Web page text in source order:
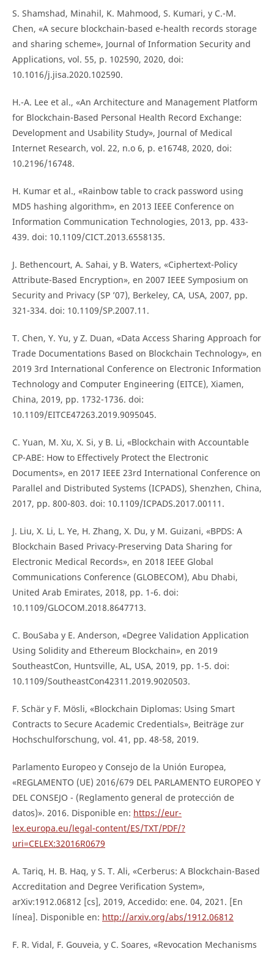
S. Shamshad, Minahil, K. Mahmood, S. Kumari, y C.-M.
Chen, «A secure blockchain-based e-health records storage
and sharing scheme», Journal of Information Security and
Applications, vol. 55, p. 102590, 2020, doi:
10.1016/j.jisa.2020.102590.
H.-A. Lee et al., «An Architecture and Management Platform
for Blockchain-Based Personal Health Record Exchange:
Development and Usability Study», Journal of Medical
Internet Research, vol. 22, n.o 6, p. e16748, 2020, doi:
10.2196/16748.
H. Kumar et al., «Rainbow table to crack password using
MD5 hashing algorithm», en 2013 IEEE Conference on
Information Communication Technologies, 2013, pp. 433-
439. doi: 10.1109/CICT.2013.6558135.
J. Bethencourt, A. Sahai, y B. Waters, «Ciphertext-Policy
Attribute-Based Encryption», en 2007 IEEE Symposium on
Security and Privacy (SP ’07), Berkeley, CA, USA, 2007, pp.
321-334. doi: 10.1109/SP.2007.11.
T. Chen, Y. Yu, y Z. Duan, «Data Access Sharing Approach for
Trade Documentations Based on Blockchain Technology», en
2019 3rd International Conference on Electronic Information
Technology and Computer Engineering (EITCE), Xiamen,
China, 2019, pp. 1732-1736. doi:
10.1109/EITCE47263.2019.9095045.
C. Yuan, M. Xu, X. Si, y B. Li, «Blockchain with Accountable
CP-ABE: How to Effectively Protect the Electronic
Documents», en 2017 IEEE 23rd International Conference on
Parallel and Distributed Systems (ICPADS), Shenzhen, China,
2017, pp. 800-803. doi: 10.1109/ICPADS.2017.00111.
J. Liu, X. Li, L. Ye, H. Zhang, X. Du, y M. Guizani, «BPDS: A
Blockchain Based Privacy-Preserving Data Sharing for
Electronic Medical Records», en 2018 IEEE Global
Communications Conference (GLOBECOM), Abu Dhabi,
United Arab Emirates, 2018, pp. 1-6. doi:
10.1109/GLOCOM.2018.8647713.
C. BouSaba y E. Anderson, «Degree Validation Application
Using Solidity and Ethereum Blockchain», en 2019
SoutheastCon, Huntsville, AL, USA, 2019, pp. 1-5. doi:
10.1109/SoutheastCon42311.2019.9020503.
F. Schär y F. Mösli, «Blockchain Diplomas: Using Smart
Contracts to Secure Academic Credentials», Beiträge zur
Hochschulforschung, vol. 41, pp. 48-58, 2019.
Parlamento Europeo y Consejo de la Unión Europea,
«REGLAMENTO (UE) 2016/679 DEL PARLAMENTO EUROPEO Y
DEL CONSEJO - (Reglamento general de protección de
datos)». 2016. Disponible en: https://eur-
lex.europa.eu/legal-content/ES/TXT/PDF/?
uri=CELEX:32016R0679
A. Tariq, H. B. Haq, y S. T. Ali, «Cerberus: A Blockchain-Based
Accreditation and Degree Verification System»,
arXiv:1912.06812 [cs], 2019, Accedido: ene. 04, 2021. [En
línea]. Disponible en: http://arxiv.org/abs/1912.06812
F. R. Vidal, F. Gouveia, y C. Soares, «Revocation Mechanisms